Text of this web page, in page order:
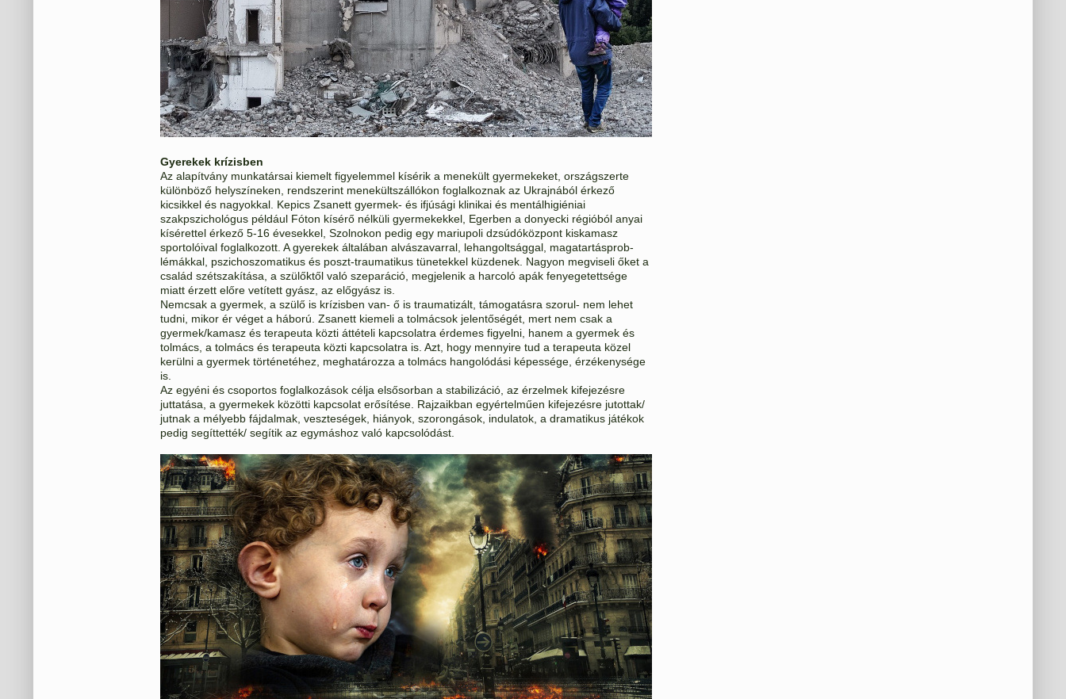
Gyerekek krízisben
Az alapítvány munkatársai kiemelt figyelemmel kísérik a menekült gyermekeket, országszerte
különböző helyszíneken, rendszerint menekültszállókon foglalkoznak az Ukrajnából érkező
kicsikkel és nagyokkal. Kepics Zsanett gyermek- és ifjúsági klinikai és mentálhigiéniai
szakpszichológus például Fóton kísérő nélküli gyermekekkel, Egerben a donyecki régióból anyai
kísérettel érkező 5-16 évesekkel, Szolnokon pedig egy mariupoli dzsúdóközpont kiskamasz
sportolóival foglalkozott. A gyerekek általában alvászavarral, lehangoltsággal, magatartásprob-
lémákkal, pszichoszomatikus és poszt-traumatikus tünetekkel küzdenek. Nagyon megviseli őket a
család szétszakítása, a szülőktől való szeparáció, megjelenik a harcoló apák fenyegetettsége
miatt érzett előre vetített gyász, az előgyász is.
Nemcsak a gyermek, a szülő is krízisben van- ő is traumatizált, támogatásra szorul- nem lehet
tudni, mikor ér véget a háború. Zsanett kiemeli a tolmácsok jelentőségét, mert nem csak a
gyermek/kamasz és terapeuta közti áttételi kapcsolatra érdemes figyelni, hanem a gyermek és
tolmács, a tolmács és terapeuta közti kapcsolatra is. Azt, hogy mennyire tud a terapeuta közel
kerülni a gyermek történetéhez, meghatározza a tolmács hangolódási képessége, érzékenysége
is.
Az egyéni és csoportos foglalkozások célja elsősorban a stabilizáció, az érzelmek kifejezésre
juttatása, a gyermekek közötti kapcsolat erősítése. Rajzaikban egyértelműen kifejezésre jutottak/
jutnak a mélyebb fájdalmak, veszteségek, hiányok, szorongások, indulatok, a dramatikus játékok
pedig segíttették/ segítik az egymáshoz való kapcsolódást.